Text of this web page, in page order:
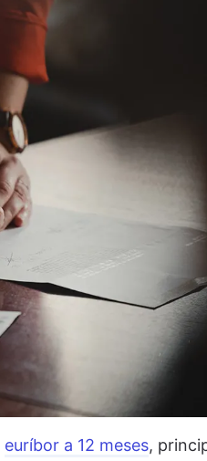
euríbor a 12 meses,